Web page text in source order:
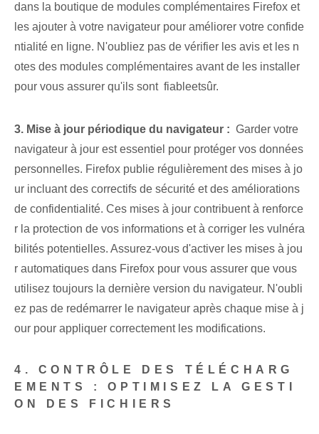
dans la boutique de modules complémentaires Firefox et
les ajouter à votre navigateur pour améliorer votre confide
ntialité en ligne. N'oubliez pas de vérifier les avis et les n
otes des modules complémentaires avant de les installer
pour vous assurer qu'ils sont ⁤ ⁤fiable‍et⁣sûr.
3. Mise à jour périodique du navigateur : ⁤ Garder votre
navigateur à jour est essentiel pour protéger vos données
personnelles. Firefox publie régulièrement des mises à jo
ur incluant des correctifs de sécurité et des améliorations
de confidentialité. Ces‌ mises à jour contribuent à renforce
r la protection de vos informations et à corriger les vulnéra
bilités potentielles.⁣ Assurez-vous d'activer⁤ les mises à jou
r automatiques dans Firefox pour vous assurer que vous
utilisez toujours la dernière version du navigateur. N'oubli
ez pas de redémarrer le navigateur après chaque ⁢mise à j
our pour ⁣appliquer correctement les‌ modifications.
4. CONTRÔLE DES TÉLÉCHARG
EMENTS : OPTIMISEZ LA GESTI
ON DES FICHIERS